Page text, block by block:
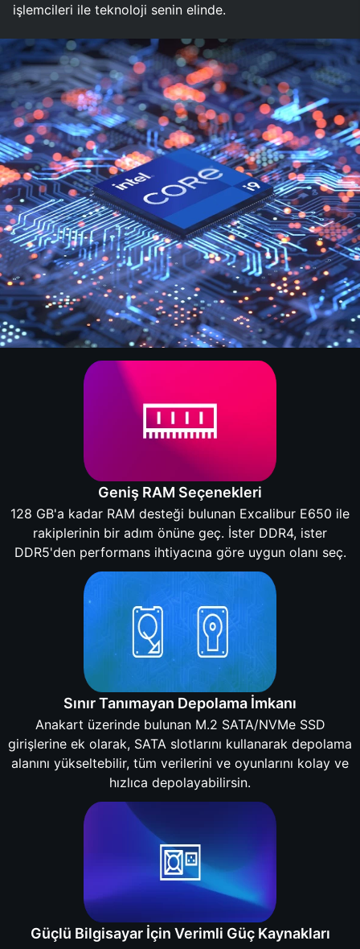
işlemcileri ile teknoloji senin elinde.
Geniş RAM Seçenekleri
128 GB'a kadar RAM desteği bulunan Excalibur E650 ile
rakiplerinin bir adım önüne geç. İster DDR4, ister
DDR5'den performans ihtiyacına göre uygun olanı seç.
Sınır Tanımayan Depolama İmkanı
Anakart üzerinde bulunan M.2 SATA/NVMe SSD
girişlerine ek olarak, SATA slotlarını kullanarak depolama
alanını yükseltebilir, tüm verilerini ve oyunlarını kolay ve
hızlıca depolayabilirsin.
Güçlü Bilgisayar İçin Verimli Güç Kaynakları